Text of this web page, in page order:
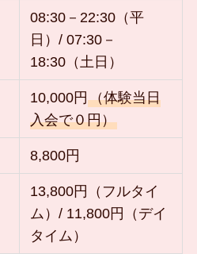
08:30－22:30（平
日）/ 07:30－
18:30（土日）
10,000円（体験当日
入会で０円）
8,800円
13,800円（フルタイ
ム）/ 11,800円（デイ
タイム）